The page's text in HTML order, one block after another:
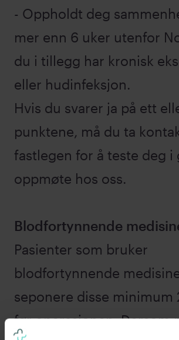
- Oppholdt deg
mer enn 6 uker utenfor
du i tillegg har kronisk
eller hudinfeksjon.
Hvis du svarer ja på ett
punktene, må du ta
fastlegen for å teste deg i
oppmøte hos oss.
Blodfortynnende
Pasienter som bruker
blodfortynnende
seponere disse minimum
før operasjonen. Dersom